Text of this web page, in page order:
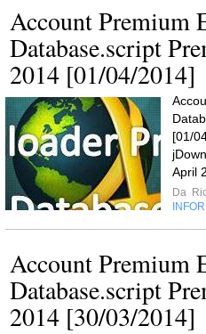
Account Premium
Database.script
2014 [01/04/2014]
[01/
April
Da
Account Premium
Database.script
2014 [30/03/2014]